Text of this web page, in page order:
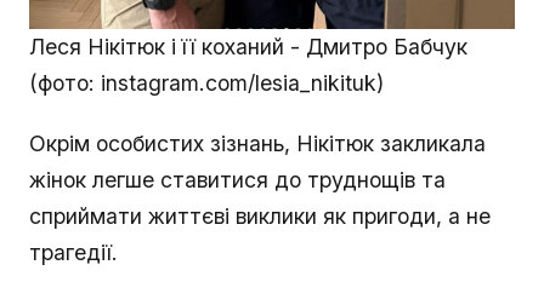
Леся Нікітюк і її коханий - Дмитро Бабчук
(фото: instagram.com/lesia_nikituk)
Окрім особистих зізнань, Нікітюк закликала
жінок легше ставитися до труднощів та
сприймати життєві виклики як пригоди, а не
трагедії.